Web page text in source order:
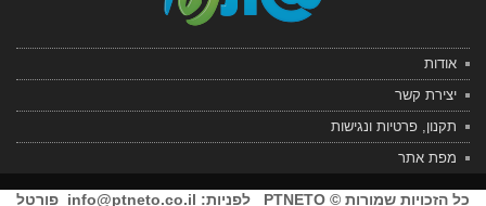
אודות
יצירת קשר
תקנון, פרטיות ונגישות
מפת אתר
כל הזכויות שמורות © PTNETO לפניות: info@ptneto.co.il פורטל